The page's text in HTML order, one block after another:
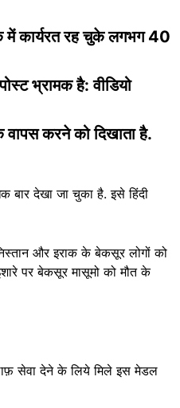
में कार्यरत रह चुके लगभग 40
भ्रामक है: वीडियो
करने को दिखाता है.
देखा जा चुका है. इसे हिंदी
और इराक के बेकसूर लोगों को
पर बेकसूर मासूमो को मौत के
सेवा देने के लिये मिले इस मेडल